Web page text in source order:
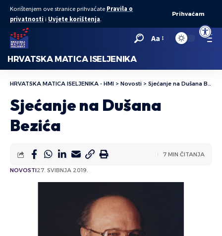
Open
Korištenjem ove stranice prihvaćate Pravila o
privatnosti i Uvjete korištenja.
Prihvaćam
Aa
HRVATSKA MATICA ISELJENIKA
HRVATSKA MATICA ISELJENIKA - HMI > Novosti > Sjećanje na Dušana Bezića
Sjećanje na Dušana
Bezića
NOVOSTI27. SVIBNJA 2019.
7 MIN ČITANJA